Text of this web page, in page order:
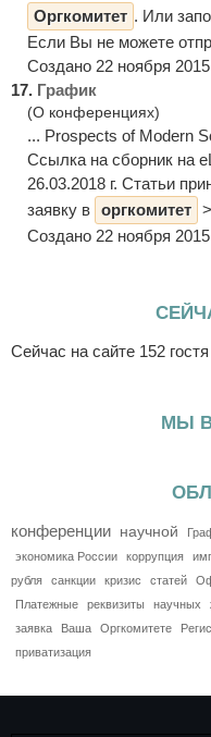
Оргкомитет . Или
Если Вы не можете
Создано 22 ноября 2015
17. График
(О конференциях)
... Prospects of Modern
Ссылка на сборник на
26.03.2018 г. Статьи
заявку в оргкомитет
Создано 22 ноября 2015
Сейчас на сайте 152
МЫ В
конференции научной
экономика России
коррупция
рубля
санкции кризис статей
Платежные
реквизиты научных
заявка
Ваша Оргкомитете
приватизация